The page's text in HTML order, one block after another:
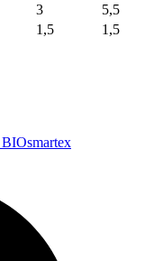
3 5,5
1,5 1,5